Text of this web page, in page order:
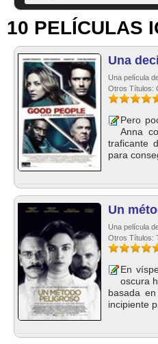
10 PELÍCULAS
Una
Una película
Otros Títulos:
Pero
Anna
traficante
para
Un
Una película
Otros Títulos:
En
oscura
basada
incipiente